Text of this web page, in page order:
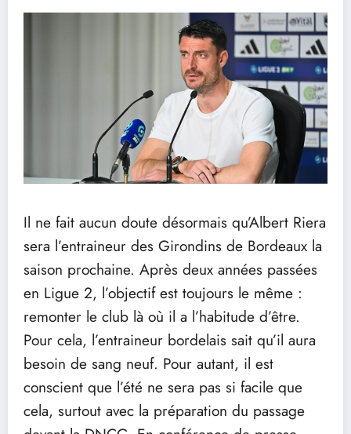
Il ne fait aucun doute désormais qu’Albert Riera
sera l’entraineur des Girondins de Bordeaux la
saison prochaine. Après deux années passées
en Ligue 2, l’objectif est toujours le même :
remonter le club là où il a l’habitude d’être.
Pour cela, l’entraineur bordelais sait qu’il aura
besoin de sang neuf. Pour autant, il est
conscient que l’été ne sera pas si facile que
cela, surtout avec la préparation du passage